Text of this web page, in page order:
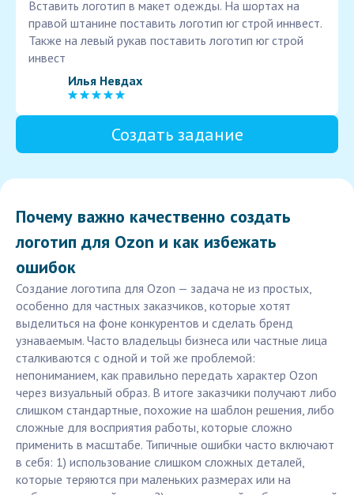
Вставить логотип в макет одежды. На шортах на
правой штанине поставить логотип юг строй иннвест.
Также на левый рукав поставить логотип юг строй
инвест
Илья Невдах
Создать задание
Почему важно качественно создать
логотип для Ozon и как избежать
ошибок
Создание логотипа для Ozon — задача не из простых,
особенно для частных заказчиков, которые хотят
выделиться на фоне конкурентов и сделать бренд
узнаваемым. Часто владельцы бизнеса или частные лица
сталкиваются с одной и той же проблемой:
непониманием, как правильно передать характер Ozon
через визуальный образ. В итоге заказчики получают либо
слишком стандартные, похожие на шаблон решения, либо
сложные для восприятия работы, которые сложно
применить в масштабе. Типичные ошибки часто включают
в себя: 1) использование слишком сложных деталей,
которые теряются при маленьких размерах или на